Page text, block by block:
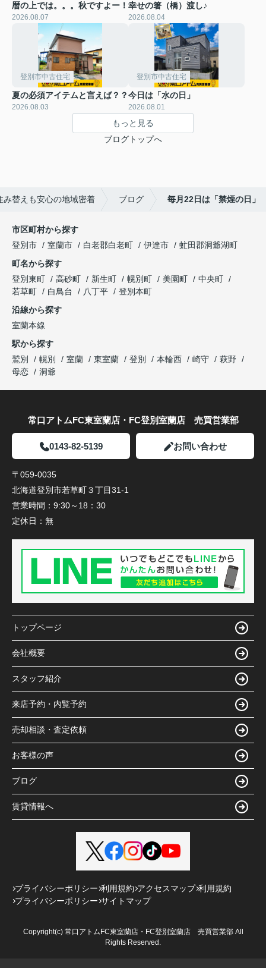
暦の上では。。。秋ですよー！
2026.08.07
幸せの箸（橋）渡し♪
2026.08.04
登別市中古住宅
夏の必須アイテムと言えば？？
2026.08.03
登別市中古住宅
今日は「水の日」
2026.08.01
もっと見る
ブログトップへ
替えも安心の地域密着 ブログ 毎月22日は「禁煙の日」
市区町村から探す
登別市
室蘭市 白老郡白老町 伊達市
虻田郡洞爺湖町
町名から探す
登別東町
高砂町 新生町 幌別町 美園町
中央町
若草町
白鳥台 八丁平
登別本町
沿線から探す
室蘭本線
駅から探す
鷲別
幌別 室蘭 東室蘭 登別 本輪西 崎守
萩野
母恋
洞爺
常口アトムFC東室蘭店・FC登別室蘭店 売買営業部
0143-82-5139 お問い合わせ
〒059-0035
北海道登別市若草町３丁目31-1
営業時間： 9:30～18：30
定休日： 無
トップページ
会社概要
スタッフ紹介
来店予約・内覧予約
売却相談・査定依頼
お客様の声
ブログ
賃貸情報へ
プライバシーポリシー 利用規約 アクセスマップ 利用規約
プライバシーポリシー サイトマップ
Copyright(c) 常口アトムFC東室蘭店・FC登別室蘭店 売買営業部 All
Rights Reserved.